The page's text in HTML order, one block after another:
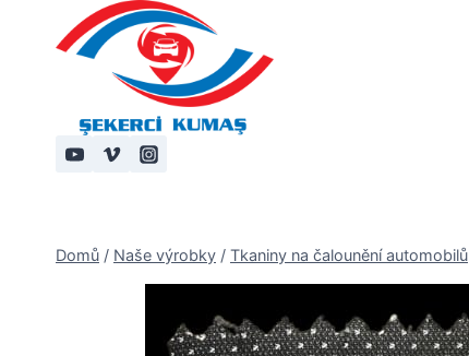
Domů / Naše výrobky / Tkaniny na čalounění automobilů